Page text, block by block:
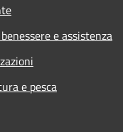
e assistenza
e pesca